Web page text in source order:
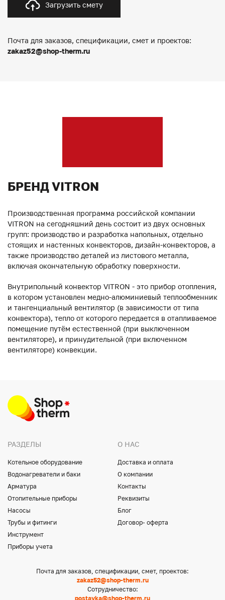
Загрузить смету
Почта для заказов, спецификации, смет и проектов:
zakaz52@shop-therm.ru
БРЕНД VITRON
Производственная программа российской компании
VITRON на сегодняшний день состоит из двух основных
групп: производство и разработка напольных, отдельно
стоящих и настенных конвекторов, дизайн-конвекторов, а
также производство деталей из листового металла,
включая окончательную обработку поверхности.
Внутрипольный конвектор VITRON - это прибор отопления,
в котором установлен медно-алюминиевый теплообменник
и тангенциальный вентилятор (в зависимости от типа
конвектора), тепло от которого передается в отапливаемое
помещение путём естественной (при выключенном
вентиляторе), и принудительной (при включенном
вентиляторе) конвекции.
РАЗДЕЛЫ
Котельное оборудование
Водонагреватели и баки
Арматура
Отопительные приборы
Насосы
Трубы и фитинги
Инструмент
Приборы учета
О НАС
Доставка и оплата
О компании
Контакты
Реквизиты
Блог
Договор- оферта
Почта для заказов, спецификации, смет, проектов:
zakaz52@shop-therm.ru
Сотрудничество:
postavka@shop-therm.ru